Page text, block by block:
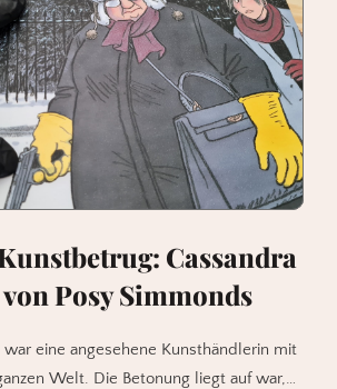
Cassandra
Posy Simmonds
war eine angesehene Kunsthändlerin mit
Welt. Die Betonung liegt auf war,…